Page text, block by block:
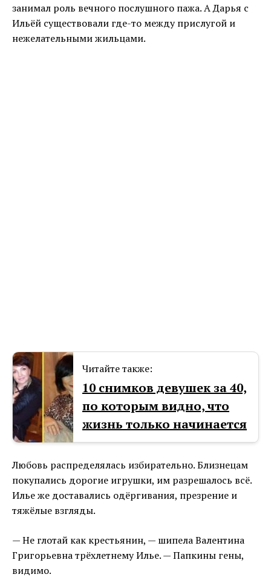
занимал роль вечного послушного пажа. А Дарья с
Ильёй существовали где-то между прислугой и
нежелательными жильцами.
Читайте также:
10 снимков девушек за 40,
по которым видно, что
жизнь только начинается
Любовь распределялась избирательно. Близнецам
покупались дорогие игрушки, им разрешалось всё.
Илье же доставались одёргивания, презрение и
тяжёлые взгляды.
— Не глотай как крестьянин, — шипела Валентина
Григорьевна трёхлетнему Илье. — Папкины гены,
видимо.